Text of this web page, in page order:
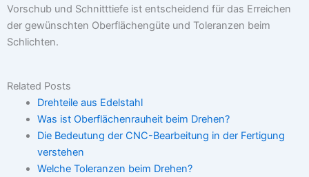
Vorschub und Schnitttiefe ist entscheidend für das Erreichen
der gewünschten Oberflächengüte und Toleranzen beim
Schlichten.
Related Posts
Drehteile aus Edelstahl
Was ist Oberflächenrauheit beim Drehen?
Die Bedeutung der CNC-Bearbeitung in der Fertigung
verstehen
Welche Toleranzen beim Drehen?